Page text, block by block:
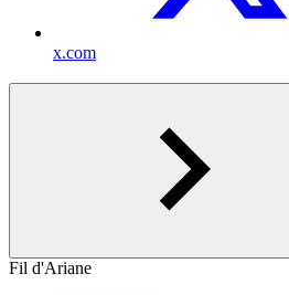
x.com
Fil d'Ariane